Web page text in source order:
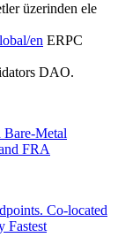
üzerinden ele
en ERPC
DAO.
FRA
Co-located
Fastest